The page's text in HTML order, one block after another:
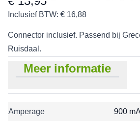
Inclusief BTW: € 16,88
Connector inclusief. Passend bij
Ruisdaal.
Meer informatie
Amperage 900